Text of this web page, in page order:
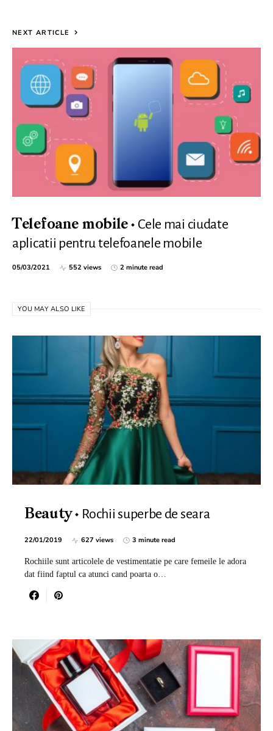
NEXT ARTICLE
Telefoane mobile
Cele mai ciudate
aplicatii pentru telefoanele mobile
05/03/2021 552 views 2 minute read
YOU MAY ALSO LIKE
Beauty Rochii superbe de seara
22/01/2019 627 views 3 minute read
Rochiile sunt articolele de vestimentatie pe care femeile le adora
dat fiind faptul ca atunci cand poarta o…